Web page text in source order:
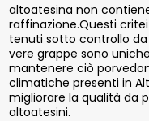
altoatesina non
raffinazione.Questi
tenuti sotto controllo
vere grappe sono
mantenere ciò
climatiche presenti in
migliorare la qualità da
altoatesini.